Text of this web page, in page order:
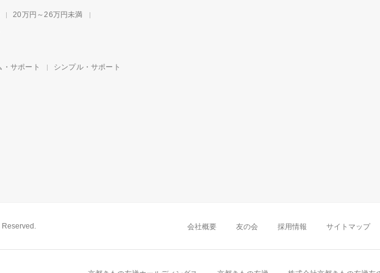
20万円～26万円未満
・サポート シンプル・サポート
館 新宿店
八王子店
近畿
大阪難波店 京
岡山店 広島店
Reserved. 会社概要 友の会 採用情報 サイトマップ